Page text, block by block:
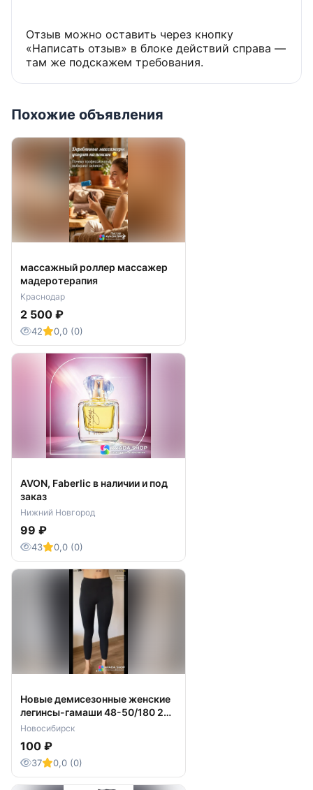
Отзыв можно оставить через кнопку
«Написать отзыв» в блоке действий справа —
там же подскажем требования.
Похожие объявления
массажный роллер массажер
мадеротерапия
Краснодар
2 500 ₽
42 0,0 (0)
AVON, Faberlic в наличии и под
заказ
Нижний Новгород
99 ₽
43 0,0 (0)
Новые демисезонные женские
легинсы-гамаши 48-50/180 2
штуки
Новосибирск
100 ₽
37 0,0 (0)